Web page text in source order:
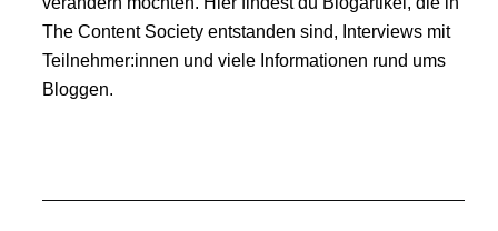
The Content Society entstanden sind, Interviews mit
Teilnehmer:innen und viele Informationen rund ums
Bloggen.